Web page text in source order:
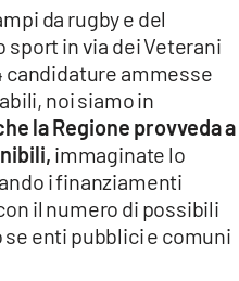
da rugby e del
sport in via dei Veterani
candidature ammesse
noi siamo in
la Regione provveda a
immaginate lo
i finanziamenti
il numero di possibili
enti pubblici e comuni